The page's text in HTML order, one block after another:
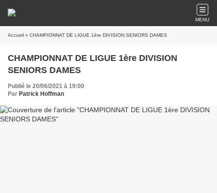
MENU
Accueil » CHAMPIONNAT DE LIGUE 1ère DIVISION SENIORS DAMES
CHAMPIONNAT DE LIGUE 1ère DIVISION
SENIORS DAMES
Publié le 20/06/2021 à 19:00
Par Patrick Hoffman